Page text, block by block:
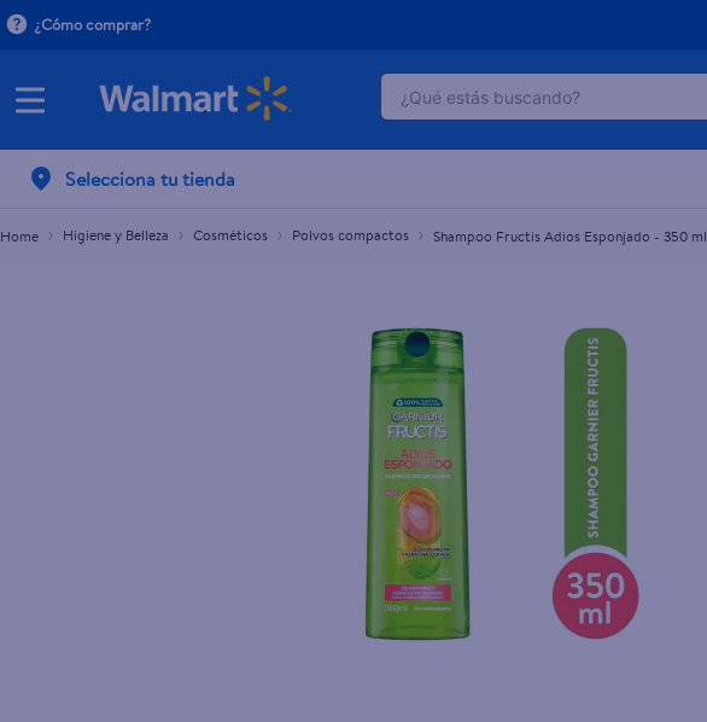
¿Cómo comprar?
¿Qué estás buscando?
Selecciona tu tienda
Higiene y Belleza Cosméticos Polvos compactos Shampoo Fructis Adios Esponjado - 350 ml
Shampoo Fructis Adios Esponjado - 350 ml
L.144.00
TÉRMINOS MÁS BUSCADOS
2
herbal essences
5
6
serums corporales dove
7.
8.
10